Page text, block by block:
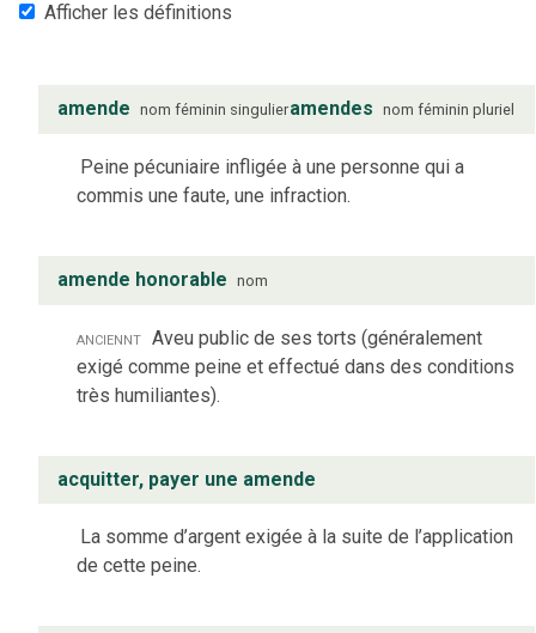
Afficher les définitions
amende nom féminin singulieramendes nom féminin pluriel
Peine pécuniaire infligée à une personne qui a
commis une faute, une infraction.
amende honorable nom
anciennt Aveu public de ses torts (généralement
exigé comme peine et effectué dans des conditions
très humiliantes).
acquitter, payer une amende
La somme d’argent exigée à la suite de l’application
de cette peine.